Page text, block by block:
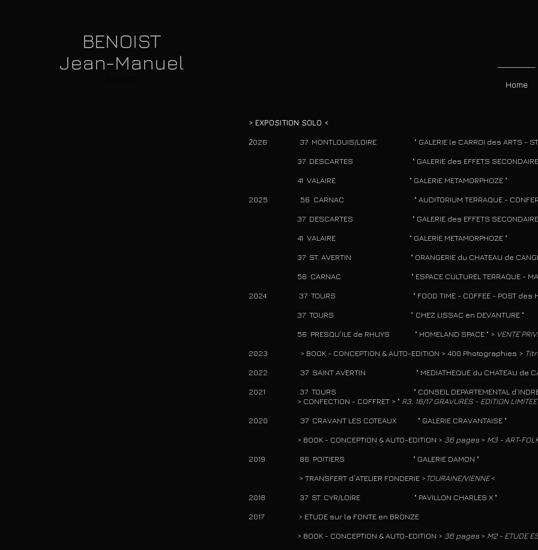
BENOIST
Jean-Manuel
Home
> EXPOSITION SOLO <
2026 37 MONTLOUIS/LOIRE " GALERIE le CARROI
37 DESCARTES " GALERIE des EFFETS
41 VALAIRE " GALERIE METAMORPHOZE "
2025 56 CARNAC " AUDITORIUM TERRAQUE -
37 DESCARTES " GALERIE des EFFETS
41 VALAIRE " GALERIE METAMORPHOZE "
37 ST. AVERTIN " ORANGERIE du CHATEAU de
56 CARNAC " ESPACE CULTUREL TERRAQUE -
2024 37 TOURS " FOOD TIME - COFFEE - POST
37 TOURS
" CHEZ LISSAC en DEVANTURE "
56 PRESQU’ILE de RHUYS " HOMELAND SPACE " > VENTE
2023 > BOOK - CONCEPTION & AUTO-EDITION > 400 Photographies >
2022 37 SAINT AVERTIN " MEDIATHEQUE du CHATEAU de
2021 37 TOURS " CONSEIL
> CONFECTION - COFFRET > " R3. 16/17 GRAVURES - EDITION LIMITEE
2020 37 CRAVANT LES COTEAUX " GALERIE CRAVANTAISE "
> BOOK - CONCEPTION & AUTO-EDITION > 36 pages> M3 - ART-
2019 86 POITIERS " GALERIE DAMON "
> TRANSFERT d’ATELIER FONDERIE >TOURAINE/VIENNE<
2018 37 ST. CYR/LOIRE " PAVILLON CHARLES X "
2017 > ETUDE sur la FONTE en BRONZE
> BOOK - CONCEPTION & AUTO-EDITION > 36 pages> M2 - ETUDE